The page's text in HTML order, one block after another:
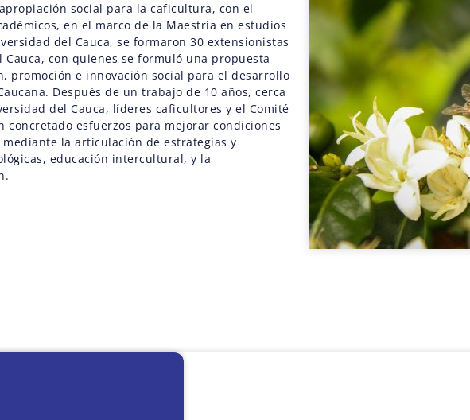
social para la caficultura, con el
en el marco de la Maestría en estudios
del Cauca, se formaron 30 extensionistas
con quienes se formuló una propuesta
promoción e innovación social para el desarrollo
Después de un trabajo de 10 años, cerca
del Cauca, líderes caficultores y el Comité
esfuerzos para mejorar condiciones
la articulación de estrategias y
educación intercultural, y la